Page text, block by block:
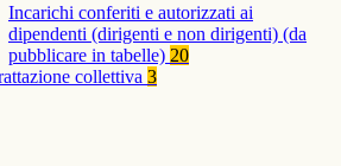
Incarichi conferiti e autorizzati ai
dipendenti (dirigenti e non dirigenti) (da
pubblicare in tabelle) 20
collettiva 3